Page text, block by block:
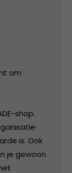
om
shop.
is. Ook
je gewoon